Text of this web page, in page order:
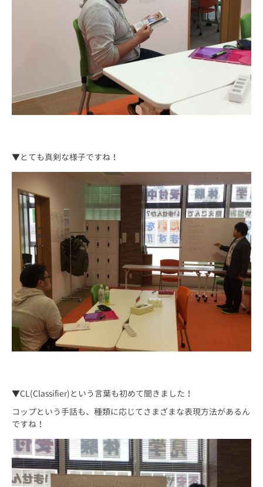
▼とても真剣な様子ですね！
▼CL(Classifier)という言葉も初めて聞きました！
コップという手話も、種類に応じてさまざまな表現方法があるん
ですね！